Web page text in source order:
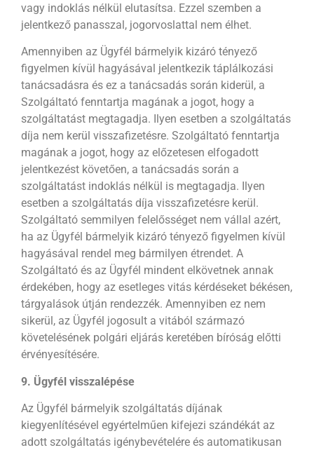
vagy indoklás nélkül elutasítsa. Ezzel szemben a
jelentkező panasszal, jogorvoslattal nem élhet.
Amennyiben az Ügyfél bármelyik kizáró tényező
figyelmen kívül hagyásával jelentkezik táplálkozási
tanácsadásra és ez a tanácsadás során kiderül, a
Szolgáltató fenntartja magának a jogot, hogy a
szolgáltatást megtagadja. Ilyen esetben a szolgáltatás
díja nem kerül visszafizetésre. Szolgáltató fenntartja
magának a jogot, hogy az előzetesen elfogadott
jelentkezést követően, a tanácsadás során a
szolgáltatást indoklás nélkül is megtagadja. Ilyen
esetben a szolgáltatás díja visszafizetésre kerül.
Szolgáltató semmilyen felelősséget nem vállal azért,
ha az Ügyfél bármelyik kizáró tényező figyelmen kívül
hagyásával rendel meg bármilyen étrendet. A
Szolgáltató és az Ügyfél mindent elkövetnek annak
érdekében, hogy az esetleges vitás kérdéseket békésen,
tárgyalások útján rendezzék. Amennyiben ez nem
sikerül, az Ügyfél jogosult a vitából származó
követelésének polgári eljárás keretében bíróság előtti
érvényesítésére.
9. Ügyfél visszalépése
Az Ügyfél bármelyik szolgáltatás díjának
kiegyenlítésével egyértelműen kifejezi szándékát az
adott szolgáltatás igénybevételére és automatikusan